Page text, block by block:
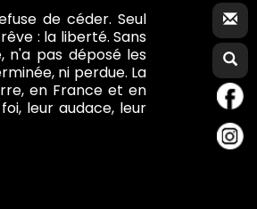
de céder. Seul
: la liberté. Sans
n'a pas déposé les
ni perdue. La
en France et en
leur audace, leur